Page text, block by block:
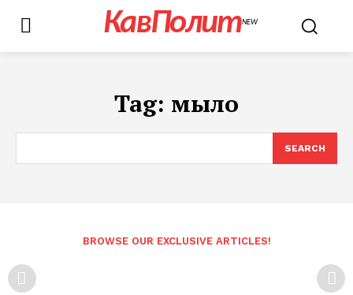
КавПолитNEW
Tag: мыло
SEARCH
BROWSE OUR EXCLUSIVE ARTICLES!